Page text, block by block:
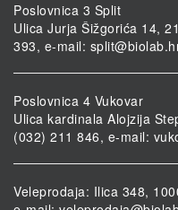
Poslovnica 3 Split
Ulica Jurja Šižgorića 14,
393, e-mail:
Poslovnica 4 Vukovar
Ulica kardinala Alojzija
(032) 211 846, e-mail:
Veleprodaja: Ilica 348,